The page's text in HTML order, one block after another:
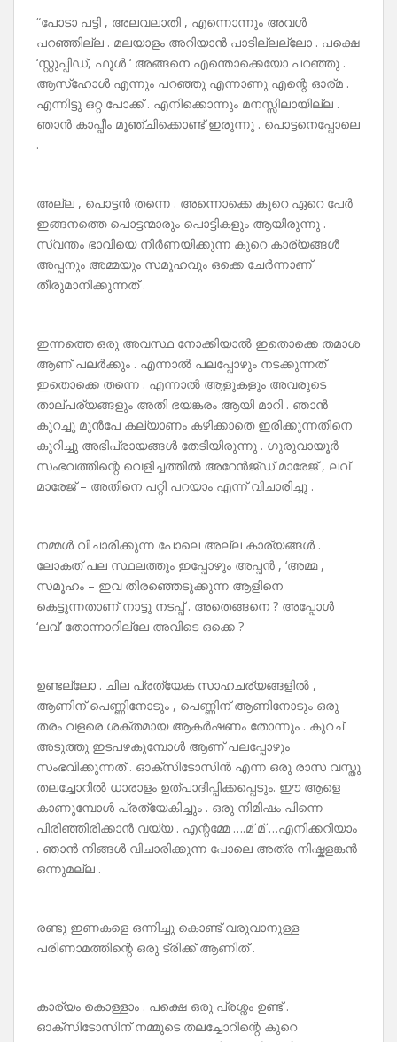
“പോടാ പട്ടി , അലവലാതി , എന്നൊന്നും അവൾ
പറഞ്ഞില്ല . മലയാളം അറിയാൻ പാടില്ലല്ലോ . പക്ഷെ
‘സ്റ്റുപ്പിഡ്, ഫൂൾ ‘ അങ്ങനെ എന്തൊക്കെയോ പറഞ്ഞു .
ആസ്‌ഹോൾ എന്നും പറഞ്ഞു എന്നാണു എന്റെ ഓര്മ .
എന്നിട്ടു ഒറ്റ പോക്ക് . എനിക്കൊന്നും മനസ്സിലായില്ല .
ഞാൻ കാപ്പീം മൂഞ്ചിക്കൊണ്ട് ഇരുന്നു . പൊട്ടനെപ്പോലെ
.
അല്ല , പൊട്ടൻ തന്നെ . അന്നൊക്കെ കുറെ ഏറെ പേർ
ഇങ്ങനത്തെ പൊട്ടന്മാരും പൊട്ടികളും ആയിരുന്നു .
സ്വന്തം ഭാവിയെ നിർണയിക്കുന്ന കുറെ കാര്യങ്ങൾ
അപ്പനും അമ്മയും സമൂഹവും ഒക്കെ ചേർന്നാണ്
തീരുമാനിക്കുന്നത് .
ഇന്നത്തെ ഒരു അവസ്ഥ നോക്കിയാൽ ഇതൊക്കെ തമാശ
ആണ് പലർക്കും . എന്നാൽ പലപ്പോഴും നടക്കുന്നത്
ഇതൊക്കെ തന്നെ . എന്നാൽ ആളുകളും അവരുടെ
താല്പര്യങ്ങളും അതി ഭയങ്കരം ആയി മാറി . ഞാൻ
കുറച്ചു മുൻപേ കല്യാണം കഴിക്കാതെ ഇരിക്കുന്നതിനെ
കുറിച്ചു അഭിപ്രായങ്ങൾ തേടിയിരുന്നു . ഗുരുവായൂർ
സംഭവത്തിന്റെ വെളിച്ചത്തിൽ അറേൻജ്‌ഡ്‌ മാരേജ് , ലവ്
മാരേജ് – അതിനെ പറ്റി പറയാം എന്ന് വിചാരിച്ചു .
നമ്മൾ വിചാരിക്കുന്ന പോലെ അല്ല കാര്യങ്ങൾ .
ലോകത് പല സ്ഥലത്തും ഇപ്പോഴും അപ്പൻ , ‘അമ്മ ,
സമൂഹം – ഇവ തിരഞ്ഞെടുക്കുന്ന ആളിനെ
കെട്ടുന്നതാണ് നാട്ടു നടപ്പ് . അതെങ്ങനെ ? അപ്പോൾ
‘ലവ്’ തോന്നാറില്ലേ അവിടെ ഒക്കെ ?
ഉണ്ടല്ലോ . ചില പ്രത്യേക സാഹചര്യങ്ങളിൽ ,
ആണിന് പെണ്ണിനോടും , പെണ്ണിന് ആണിനോടും ഒരു
തരം വളരെ ശക്തമായ ആകർഷണം തോന്നും . കുറച്
അടുത്തു ഇടപഴകുമ്പോൾ ആണ് പലപ്പോഴും
സംഭവിക്കുന്നത് . ഓക്‌സിടോസിൻ എന്ന ഒരു രാസ വസ്തു
തലച്ചോറിൽ ധാരാളം ഉത്പാദിപ്പിക്കപ്പെടും. ഈ ആളെ
കാണുമ്പോൾ പ്രത്യേകിച്ചും . ഒരു നിമിഷം പിന്നെ
പിരിഞ്ഞിരിക്കാൻ വയ്യ . എന്റമ്മേ ….മ് മ് …എനിക്കറിയാം
. ഞാൻ നിങ്ങൾ വിചാരിക്കുന്ന പോലെ അത്ര നിഷ്കളങ്കൻ
ഒന്നുമല്ല .
രണ്ടു ഇണകളെ ഒന്നിച്ചു കൊണ്ട് വരുവാനുള്ള
പരിണാമത്തിന്റെ ഒരു ട്രിക്ക് ആണിത് .
കാര്യം കൊള്ളാം . പക്ഷെ ഒരു പ്രശ്നം ഉണ്ട് .
ഓക്സിടോസിന് നമ്മുടെ തലച്ചോറിന്റെ കുറെ